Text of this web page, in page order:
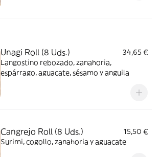
Unagi Roll (8 Uds.)
34,65 €
Langostino rebozado, zanahoria,
espárrago, aguacate, sésamo y anguila
Cangrejo Roll (8 Uds.)
15,50 €
Surimi, cogollo, zanahoria y aguacate